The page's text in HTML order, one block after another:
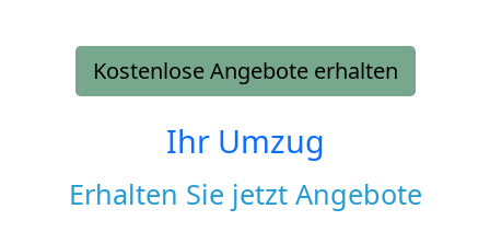
Kostenlose Angebote erhalten
Ihr Umzug
Erhalten Sie jetzt Angebote